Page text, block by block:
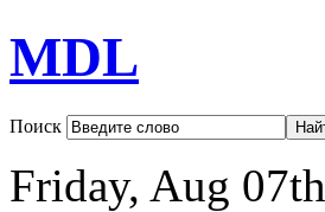
MDL
Поиск
Friday, Aug 07th